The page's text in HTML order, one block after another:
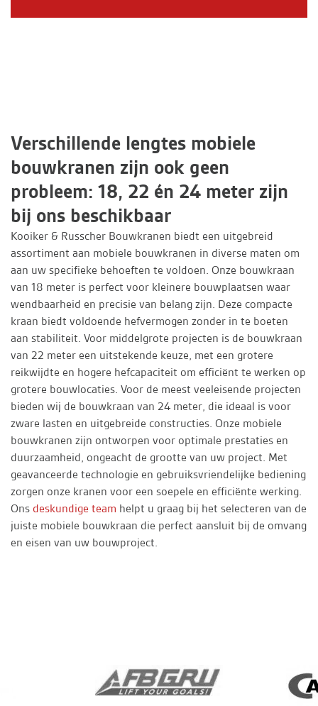
Verschillende lengtes mobiele
bouwkranen zijn ook geen
probleem: 18, 22 én 24 meter zijn
bij ons beschikbaar
Kooiker & Russcher Bouwkranen biedt een uitgebreid
assortiment aan mobiele bouwkranen in diverse maten om
aan uw specifieke behoeften te voldoen. Onze bouwkraan
van 18 meter is perfect voor kleinere bouwplaatsen waar
wendbaarheid en precisie van belang zijn. Deze compacte
kraan biedt voldoende hefvermogen zonder in te boeten
aan stabiliteit. Voor middelgrote projecten is de bouwkraan
van 22 meter een uitstekende keuze, met een grotere
reikwijdte en hogere hefcapaciteit om efficiënt te werken op
grotere bouwlocaties. Voor de meest veeleisende projecten
bieden wij de bouwkraan van 24 meter, die ideaal is voor
zware lasten en uitgebreide constructies. Onze mobiele
bouwkranen zijn ontworpen voor optimale prestaties en
duurzaamheid, ongeacht de grootte van uw project. Met
geavanceerde technologie en gebruiksvriendelijke bediening
zorgen onze kranen voor een soepele en efficiënte werking.
Ons deskundige team helpt u graag bij het selecteren van de
juiste mobiele bouwkraan die perfect aansluit bij de omvang
en eisen van uw bouwproject.